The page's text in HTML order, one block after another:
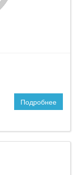
Подробнее